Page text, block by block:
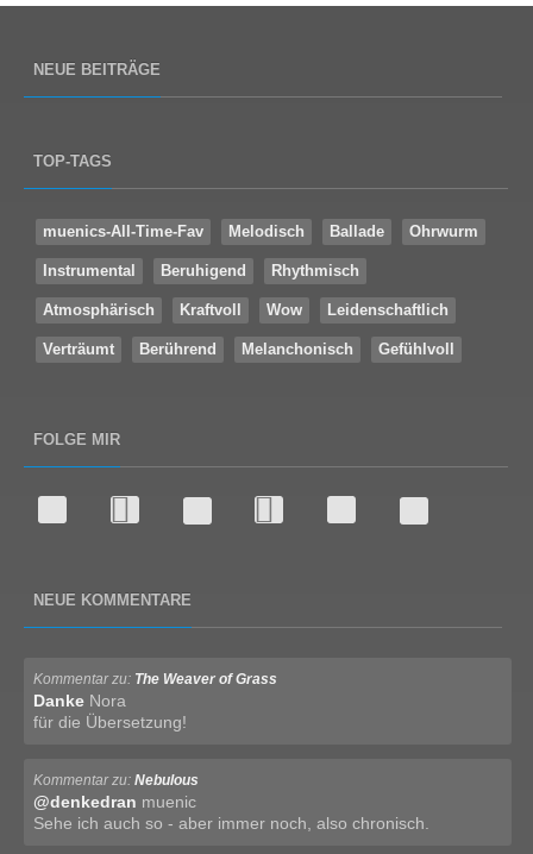
NEUE BEITRÄGE
TOP-TAGS
muenics-All-Time-Fav Melodisch Ballade Ohrwurm
Instrumental Beruhigend Rhythmisch
Atmosphärisch Kraftvoll Wow Leidenschaftlich
Verträumt Berührend Melanchonisch Gefühlvoll
FOLGE MIR
NEUE KOMMENTARE
Kommentar zu: The Weaver of Grass
Danke Nora
für die Übersetzung!
Kommentar zu: Nebulous
@denkedran muenic
Sehe ich auch so - aber immer noch, also chronisch.